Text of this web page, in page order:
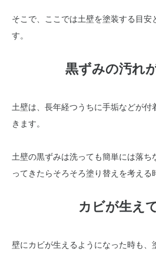
そこで、ここでは土壁を塗装する目安
す。
黒ずみの汚れ
土壁は、長年経つうちに手垢などが付
きます。
土壁の黒ずみは洗っても簡単には落ち
ってきたらそろそろ塗り替えを考える
カビが生え
壁にカビが生えるようになった時も、